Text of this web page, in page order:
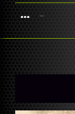
...